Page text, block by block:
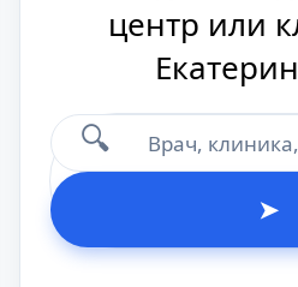
центр или
🔍
➤